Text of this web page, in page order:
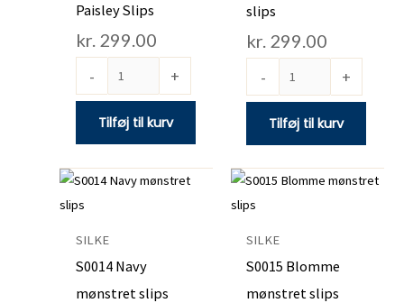
Paisley Slips
kr.299.00
-
antal
+
Tilføj til kurv
slips
kr. 299.00
- +
Tilføj til kurv
SILKE
S0014 Navy
mønstret slips
S0014
Navy
antal
SILKE
S0015 Blomme
mønstret slips
S0015
Blomme
antal